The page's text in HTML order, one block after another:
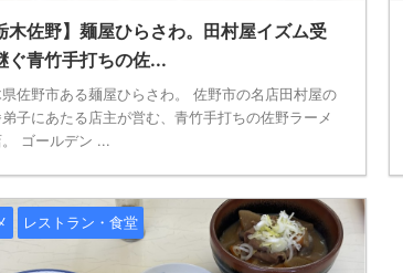
木佐野】麺屋ひらさわ。田村屋イズム受
ぐ青竹手打ちの佐...
佐野市ある麺屋ひらさわ。 佐野市の名店田村屋の
弟子にあたる店主が営む、青竹手打ちの佐野ラーメ
。 ゴールデン ...
レストラン・食堂